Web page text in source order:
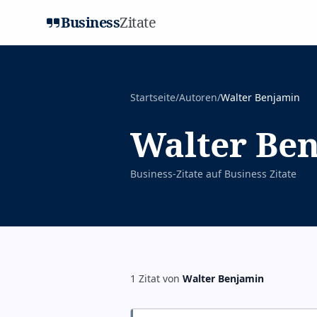
BusinessZitate
Startseite/Autoren/Walter Benjamin
Walter
Business-Zitate auf Business Zitate
1 Zitat von Walter Benjamin